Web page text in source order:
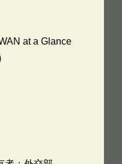
at a Glance